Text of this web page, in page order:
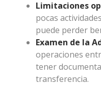
Limitaciones
pocas
puede perder
Examen de la
operaciones
tener
transferencia.